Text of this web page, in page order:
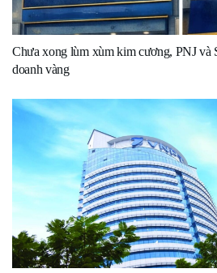
Chưa xong lùm xùm kim cương, PNJ và
doanh vàng